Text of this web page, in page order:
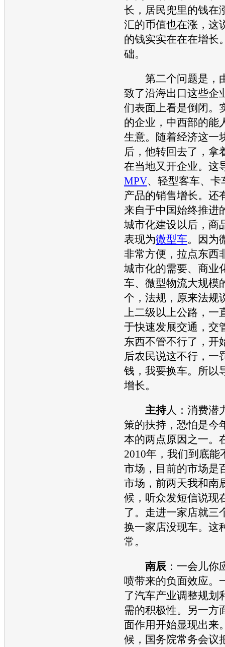
长，居民兜里的钱在
汇的币值也在涨，这
的钱实实在在在增长
础。
第二个问题是，
致了沿海出口这些企
们表面上看是倒闭。
的企业，中西部的能
生意。随着经济这一
后，他转回去了，拿
在当地又开企业。这
MPV、轻型客车、卡
产品的销售增长。还
来自于中国始终推进
城市化建设以后，商
表现为微型车。因为
非常方便，拉点东西
城市化的需要、商业
车、微型物流大规模
个，法规，原来法规
上二级以上公路，一
于快速发展交通 ，交
东西不管不行了，开
后农民说这不行，一
钱，我要换车。所以
增长。
主持人：消费潜
策的扶持，恐怕是今
本的两点原因之一。
2010年，我们到底能
市场，目前的市场是
市场，前两天我和南
候，听众发短信说现
了。走进一家店就三
换一家店没现车。这
常。
南辰 ：一会儿你
喷带来的负面效应。
了汽车产业调整规划
需的积极性。另一方
面作用开始显现出来
候，国务院常务会议